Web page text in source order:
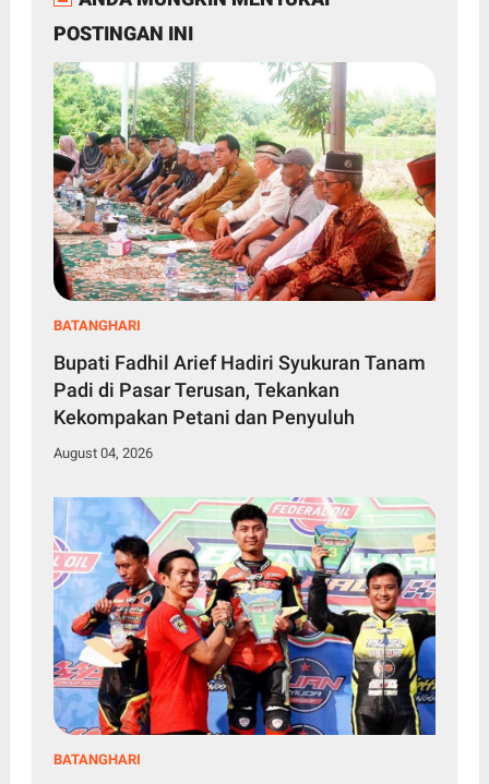
POSTINGAN INI
BATANGHARI
Bupati Fadhil Arief Hadiri Syukuran Tanam
Padi di Pasar Terusan, Tekankan
Kekompakan Petani dan Penyuluh
August 04, 2026
BATANGHARI